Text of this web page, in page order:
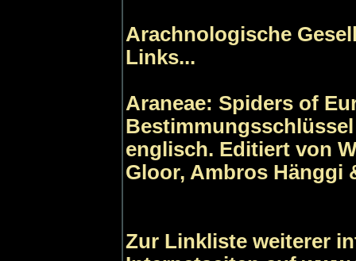
Arachnologische
Links...
Araneae: Spiders of
englisch. Editiert von
Gloor, Ambros Hänggi
Zur Linkliste weiterer